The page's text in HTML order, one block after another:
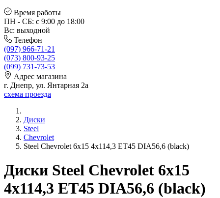
Время работы
ПН - СБ: с 9:00 до 18:00
Вс: выходной
Телефон
(097) 966-71-21
(073) 800-93-25
(099) 731-73-53
Адрес магазина
г. Днепр, ул. Янтарная 2а
схема проезда
Диски
Steel
Chevrolet
Steel Chevrolet 6x15 4x114,3 ET45 DIA56,6 (black)
Диски Steel Chevrolet 6x15
4x114,3 ET45 DIA56,6 (black)